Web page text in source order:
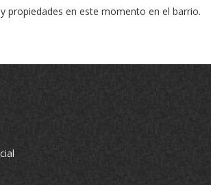
propiedades en este momento en el barrio.